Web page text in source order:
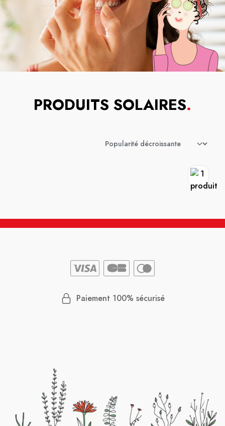
PRODUITS SOLAIRES.
Paiement 100% sécurisé